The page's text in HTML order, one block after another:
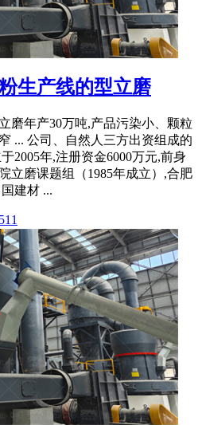
生产线的型立磨
磨年产30万吨,产品污染小、颗粒
... 公司、自然人三方出资组成的
2005年,注册资金6000万元,前身
立磨课题组（1985年成立）,合肥
建材 ...